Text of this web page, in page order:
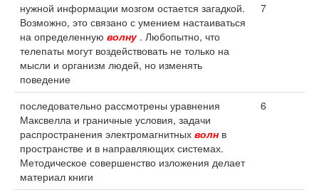
нужной информации мозгом остается загадкой.
Возможно, это связано с умением настаиваться
на определенную волну. Любопытно, что
телепаты могут воздействовать не только на
мысли и организм людей, но изменять
поведение
7
последовательно рассмотрены уравнения
Максвелла и граничные условия, задачи
распространения электромагнитных волн в
пространстве и в направляющих системах.
Методическое совершенство изложения делает
материал книги
6